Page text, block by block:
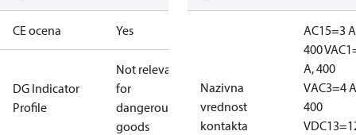
CE ocena Yes
DG Indicator
Profile
Not relevant
for
dangerous
goods
Nazivna
vrednost
kontakta
AC15=3
400 V
A, 400
VAC3=4
400
V